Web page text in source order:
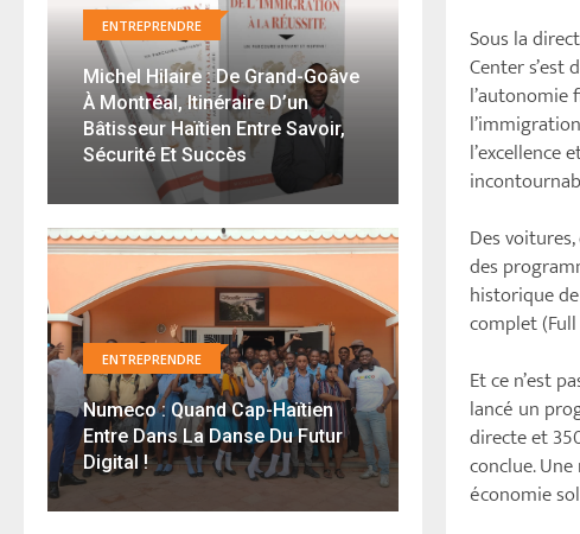
Sous la
Center
l’autonomie
l’excellence
Des
des
historique
complet
Et ce n’est
lancé un
directe et
conclue.
économie
ENTREPRENDRE
Michel Hilaire : De Grand-Goâve
À Montréal, Itinéraire D’un
Bâtisseur Haïtien Entre Savoir,
Sécurité Et Succès
ENTREPRENDRE
Numeco : Quand Cap-Haïtien
Entre Dans La Danse Du Futur
Digital !